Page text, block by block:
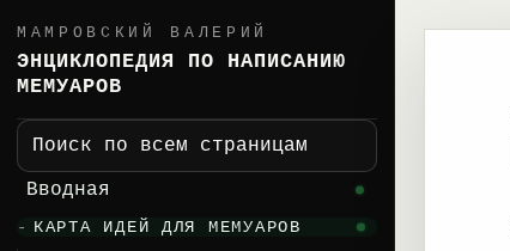
МАМРОВСКИЙ ВАЛЕРИЙ
ЭНЦИКЛОПЕДИЯ ПО НАПИСАНИЮ
МЕМУАРОВ
Поиск по всем страницам
Вводная
КАРТА ИДЕЙ ДЛЯ МЕМУАРОВ